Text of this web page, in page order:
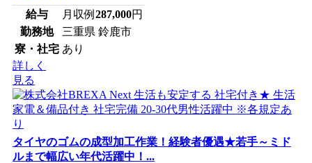
給与
月収例 287,000円
勤務地
三重県 鈴鹿市
寮・社宅 あり
詳しく
見る
タイヤのゴムの成型加工作業！経験者優遇★若手～ミド
ルまで幅広い年代活躍中！...